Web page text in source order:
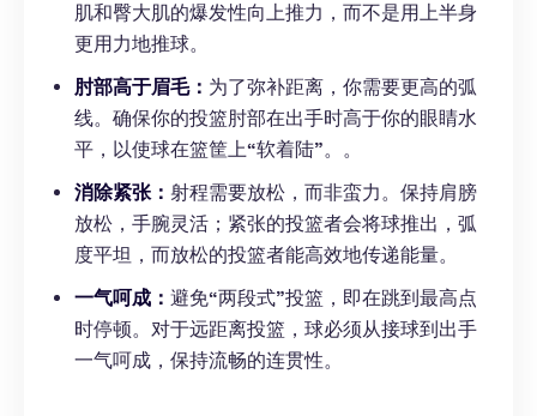
肌和臀大肌的爆发性向上推力，而不是用上半身
更用力地推球。
肘部高于眉毛： 为了弥补距离，你需要更高的弧
线。确保你的投篮肘部在出手时高于你的眼睛水
平，以使球在篮筐上“软着陆”。。
消除紧张： 射程需要放松，而非蛮力。保持肩膀
放松，手腕灵活；紧张的投篮者会将球推出，弧
度平坦，而放松的投篮者能高效地传递能量。
一气呵成： 避免“两段式”投篮，即在跳到最高点
时停顿。对于远距离投篮，球必须从接球到出手
一气呵成，保持流畅的连贯性。